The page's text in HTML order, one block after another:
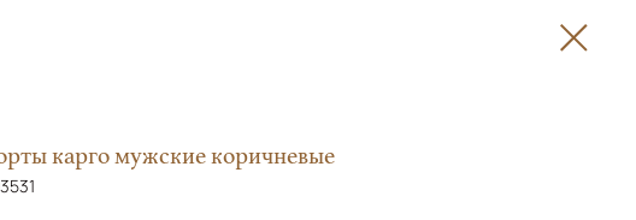
карго мужские коричневые